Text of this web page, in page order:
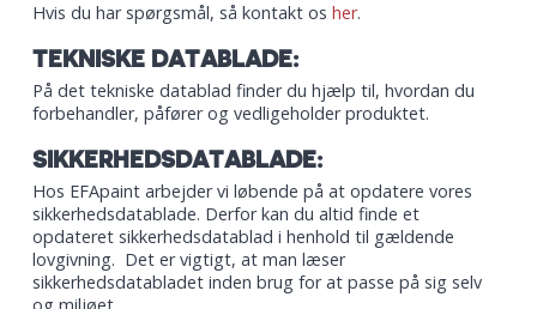
Hvis du har spørgsmål, så kontakt os her.
TEKNISKE DATABLADE:
På det tekniske datablad finder du hjælp til, hvordan du
forbehandler, påfører og vedligeholder produktet.
SIKKERHEDSDATABLADE:
Hos EFApaint arbejder vi løbende på at opdatere vores
sikkerhedsdatablade. Derfor kan du altid finde et
opdateret sikkerhedsdatablad i henhold til gældende
lovgivning. Det er vigtigt, at man læser
sikkerhedsdatabladet inden brug for at passe på sig selv